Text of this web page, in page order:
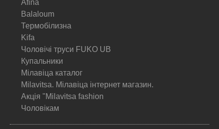
Afina
Balaloum
Термобілизна
Kifa
Чоловічі труси FUKO UB
Купальники
Мілавіца каталог
Milavitsa. Мілавіца інтернет магазин.
Акція "Milavitsa fashion
Чоловікам